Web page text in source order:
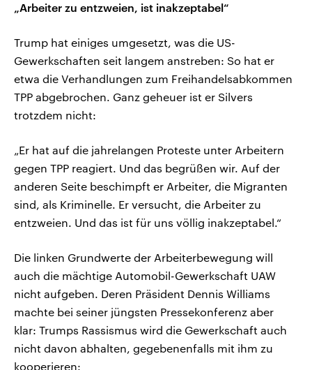
„Arbeiter zu entzweien, ist inakzeptabel“
Trump hat einiges umgesetzt, was die US-
Gewerkschaften seit langem anstreben: So hat er
etwa die Verhandlungen zum Freihandelsabkommen
TPP abgebrochen. Ganz geheuer ist er Silvers
trotzdem nicht:
„Er hat auf die jahrelangen Proteste unter Arbeitern
gegen TPP reagiert. Und das begrüßen wir. Auf der
anderen Seite beschimpft er Arbeiter, die Migranten
sind, als Kriminelle. Er versucht, die Arbeiter zu
entzweien. Und das ist für uns völlig inakzeptabel.“
Die linken Grundwerte der Arbeiterbewegung will
auch die mächtige Automobil-Gewerkschaft UAW
nicht aufgeben. Deren Präsident Dennis Williams
machte bei seiner jüngsten Pressekonferenz aber
klar: Trumps Rassismus wird die Gewerkschaft auch
nicht davon abhalten, gegebenenfalls mit ihm zu
kooperieren: